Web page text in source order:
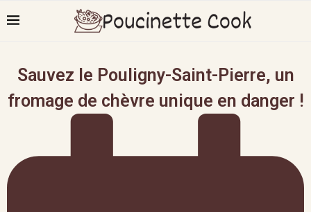
Sauvez le Pouligny-Saint-Pierre, un
fromage de chèvre unique en danger !